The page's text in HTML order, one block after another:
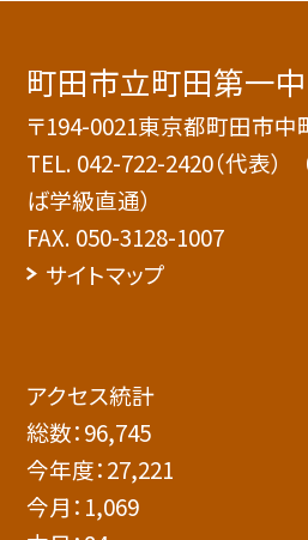
町田市立町田第一
〒194-0021東京都町田市中
TEL. 042-722-2420（代表）
ば学級直通）
FAX. 050-3128-1007
サイトマップ
アクセス統計
総数：96,745
今年度：27,221
今月： 1,069